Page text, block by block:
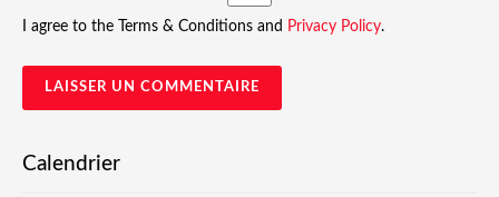
I agree to the Terms & Conditions and Privacy Policy.
Calendrier